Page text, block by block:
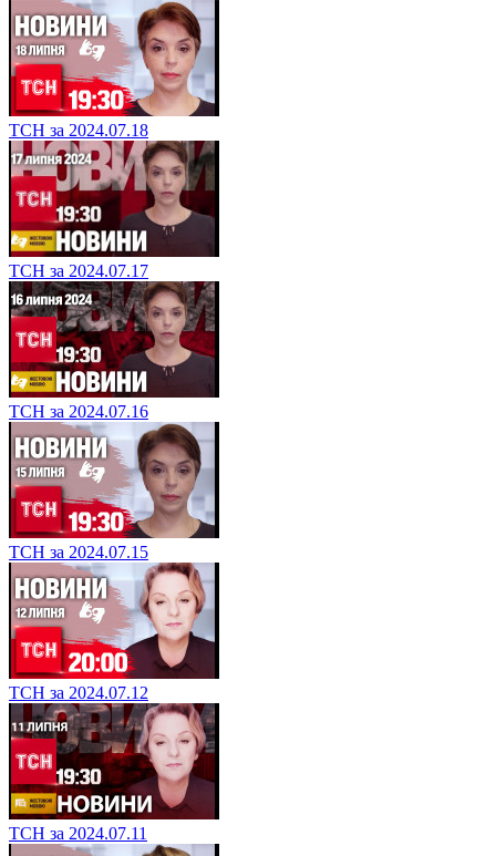
ТСН за 2024.07.18
ТСН за 2024.07.17
ТСН за 2024.07.16
ТСН за 2024.07.15
ТСН за 2024.07.12
ТСН за 2024.07.11